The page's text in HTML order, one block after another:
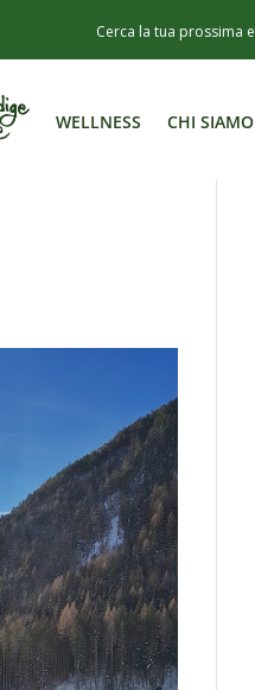
WELLNESS CHI SIAMO
WELLNESS CHI SIAMO